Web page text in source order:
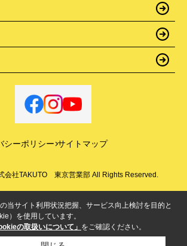
シーポリシー サイトマップ
会社TAKUTO 東京営業部 All Rights Reserved.
当サイト利用状況把握、サービス向上検討を目的と
）を使用しています。
の取扱いについて」 をご確認ください。